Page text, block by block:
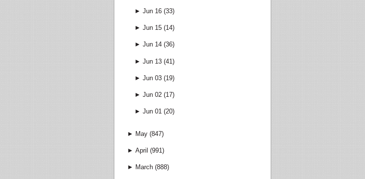
►Jun 16 (33)
►Jun 15 (14)
►Jun 14 (36)
►Jun 13 (41)
►Jun 03 (19)
►Jun 02 (17)
►Jun 01 (20)
► May (847)
► April (991)
► March (888)